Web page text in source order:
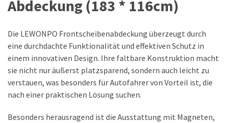
Abdeckung (183 * 116cm)
Die LEWONPO Frontscheibenabdeckung überzeugt durch
eine durchdachte Funktionalität und effektiven Schutz in
einem innovativen Design. Ihre faltbare Konstruktion macht
sie nicht nur äußerst platzsparend, sondern auch leicht zu
verstauen, was besonders für Autofahrer von Vorteil ist, die
nach einer praktischen Lösung suchen.
Besonders herausragend ist die Ausstattung mit Magneten,